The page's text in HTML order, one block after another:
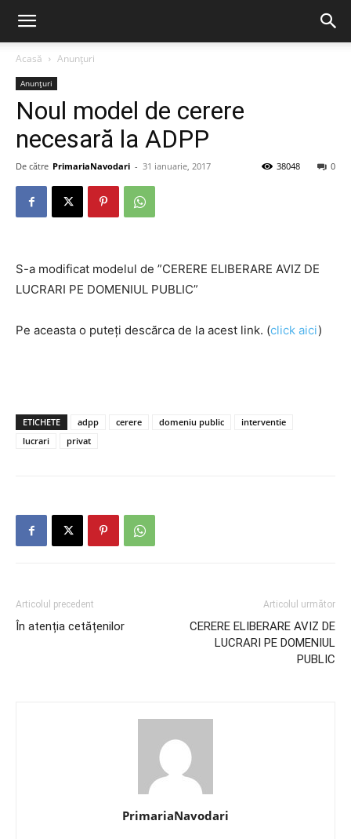
Acasă Anunțuri
Anunțuri
Noul model de cerere
necesară la ADPP
De către PrimariaNavodari - 31 ianuarie, 2017 0
38048
S-a modificat modelul de ”CERERE ELIBERARE AVIZ DE
LUCRARI PE DOMENIUL PUBLIC”
Pe aceasta o puteți descărca de la acest link. (click aici)
ETICHETE adpp cerere domeniu public
interventie
lucrari
privat
Articolul precedent
În atenția cetățenilor
Articolul următor
CERERE ELIBERARE AVIZ DE
LUCRARI PE DOMENIUL
PUBLIC
PrimariaNavodari